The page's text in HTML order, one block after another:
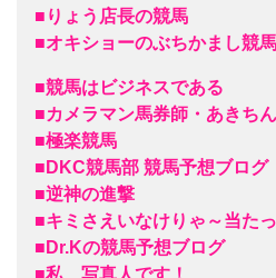
■りょう店長の競馬
■オキショーのぶちかまし競
■競馬はビジネスである
■カメラマン馬券師・あきち
■極楽競馬
■DKC競馬部 競馬予想ブログ
■逆神の進撃
■キミさえいなけりゃ～当た
■Dr.Kの競馬予想ブログ
■私、写真人です！